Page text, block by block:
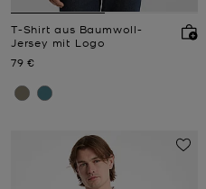
T-Shirt aus Baumwoll-
Jersey mit Logo
Jetzt
79 €